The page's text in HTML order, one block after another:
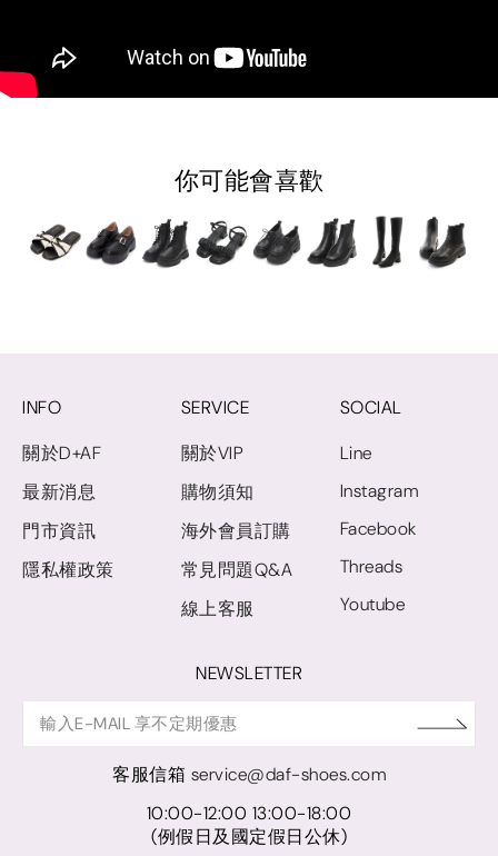
你可能會喜歡
INFO
關於D+AF
最新消息
門市資訊
隱私權政策
SERVICE
關於VIP
購物須知
海外會員訂購
常見問題Q&A
線上客服
SOCIAL
Line
Instagram
Facebook
Threads
Youtube
NEWSLETTER
客服信箱 service@daf-shoes.com
10:00-12:00 13:00-18:00
(例假日及國定假日公休)